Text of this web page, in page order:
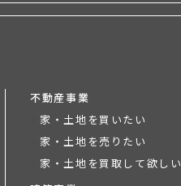
不動産事業
家・土地を買いたい
家・土地を売りたい
家・土地を買取して欲しい